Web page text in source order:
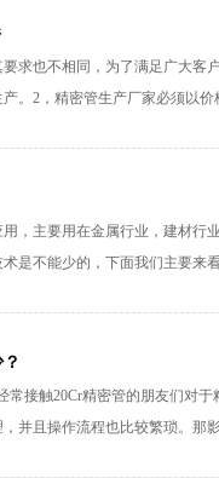
求也不相同，为了满足广大
。2，精密管生产厂家必须以
，主要用在金属行业，建材
是不能少的，下面我们主要
常接触20Cr精密管的朋友们对
并且操作流程也比较繁琐。